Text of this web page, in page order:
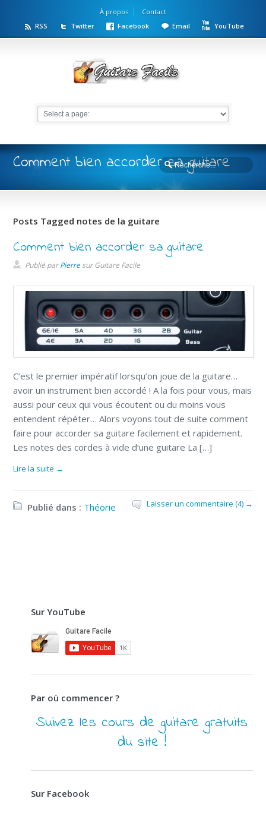
À propos
Contact
RSS
Twitter Facebook Email YouTube
Comment bien accorder sa guitare
Posts Tagged notes de la guitare
Comment bien accorder sa guitare
Publié parPierresurGuitare Facile
C’est le premier impératif lorsqu’on joue de la guitare…
avoir un instrument bien accordé ! A la fois pour vous, mais
aussi pour ceux qui vous écoutent ou du moins vous
entendent répéter… Alors voyons tout de suite comment
faire pour accorder sa guitare facilement et rapidement.
Les notes des cordes à vide d’une guitare La […]
Lire la suite →
Publié dans : Théorie Laisser un commentaire (4) →
Sur YouTube
Par où commencer ?
Suivez les cours de guitare gratuits
du site !
Sur Facebook